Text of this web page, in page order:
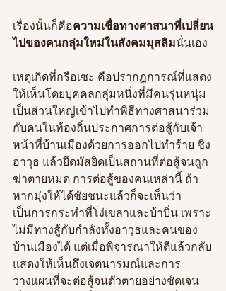
เรื่องนั้นก็คือความเชื่อทางศาสนาที่เปลี่ยน
ไปของคนกลุ่มใหม่ในสังคมมุสลิมนั่นเอง
เหตุเกิดที่กรือเซะ คือปรากฏการณ์ที่แสดง
ให้เห็นโดยบุคคลกลุ่มหนึ่งที่มีคนรุ่นหนุ่ม
เป็นส่วนใหญ่เข้าไปทำพิธีทางศาสนาร่วม
กับคนในท้องถิ่นประกาศการต่อสู้กับเจ้า
หน้าที่บ้านเมืองด้วยการออกไปทำร้าย ชิง
อาวุธ แล้วยึดมัสยิดเป็นสถานที่ต่อสู้จนถูก
ฆ่าตายหมด การต่อสู้ของคนเหล่านี้ ถ้า
หากมุ่งให้ได้ชัยชนะแล้วก็จะเห็นว่า
เป็นการกระทำที่โง่เขลาและบ้าบิ่น เพราะ
ไม่มีทางสู้กับกำลังทั้งอาวุธและคนของ
บ้านเมืองได้ แต่เมื่อพิจารณาให้ดีแล้วกลับ
แสดงให้เห็นถึงเจตนารมณ์และการ
วางแผนที่จะต่อสู้จนตัวตายอย่างชัดเจน